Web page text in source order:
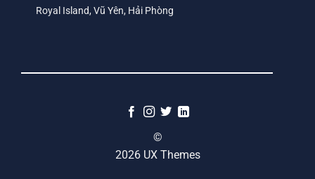
Royal Island, Vũ Yên, Hải Phòng
©
2026 UX Themes